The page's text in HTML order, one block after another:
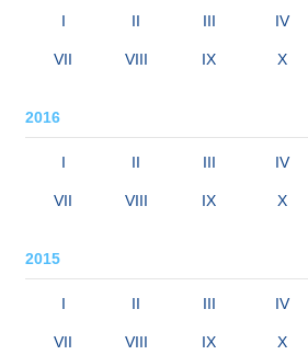
I II III IV
VII VIII IX X
2016
I II III IV
VII VIII IX X
2015
I II III IV
VII VIII IX X